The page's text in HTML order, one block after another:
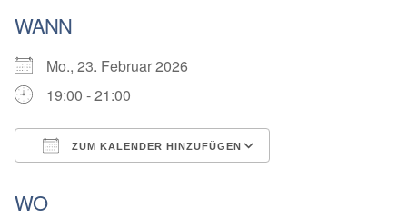
WANN
Mo., 23. Februar 2026
19:00 - 21:00
ZUM KALENDER HINZUFÜGEN
WO